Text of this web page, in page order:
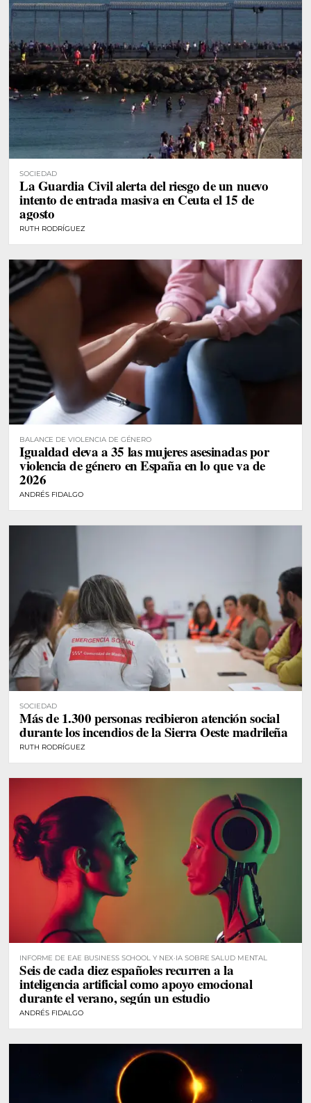
SOCIEDAD
La Guardia Civil alerta del riesgo de un nuevo
intento de entrada masiva en Ceuta el 15 de
agosto
RUTH RODRÍGUEZ
BALANCE DE VIOLENCIA DE GÉNERO
Igualdad eleva a 35 las mujeres asesinadas por
violencia de género en España en lo que va de
2026
ANDRÉS FIDALGO
SOCIEDAD
Más de 1.300 personas recibieron atención social
durante los incendios de la Sierra Oeste madrileña
RUTH RODRÍGUEZ
INFORME DE EAE BUSINESS SCHOOL Y NEX·IA SOBRE SALUD MENTAL
Seis de cada diez españoles recurren a la
inteligencia artificial como apoyo emocional
durante el verano, según un estudio
ANDRÉS FIDALGO